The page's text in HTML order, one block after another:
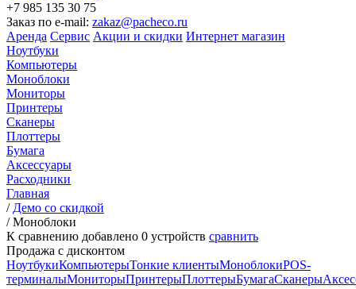
+7 985 135 30 75
Заказ по e-mail: zakaz@pacheco.ru
Аренда Сервис Акции и скидки Интернет магазин
Ноутбуки
Компьютеры
Моноблоки
Мониторы
Принтеры
Сканеры
Плоттеры
Бумага
Аксессуары
Расходники
Главная
/ Демо со скидкой
/Моноблоки
К сравнению добавлено 0 устройств сравнить
Продажа с дисконтом
НоутбукиКомпьютерыТонкие клиентыМоноблокиPOS-
терминалыМониторыПринтерыПлоттерыБумагаСканеры